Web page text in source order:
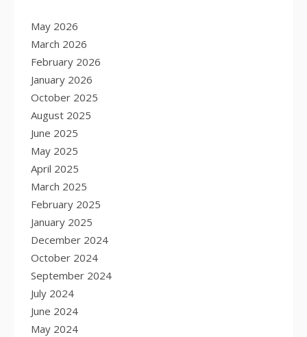
May 2026
March 2026
February 2026
January 2026
October 2025
August 2025
June 2025
May 2025
April 2025
March 2025
February 2025
January 2025
December 2024
October 2024
September 2024
July 2024
June 2024
May 2024